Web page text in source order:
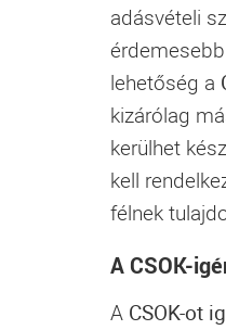
adásvételi
lehetőség a
kizárólag
kerülhet
kell
félnek
A CSOK-
A CSOK-ot